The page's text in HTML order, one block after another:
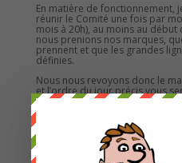
En matière de
réunir le Comité une fois par
mois à 20h), au moins au
nous prenions nos marques,
prennent et que les grandes
définies.
Nous nous revoyons donc le
et l’ordre du jour précis vous
ultérieurement.
Cordialement
Thierry Mosser